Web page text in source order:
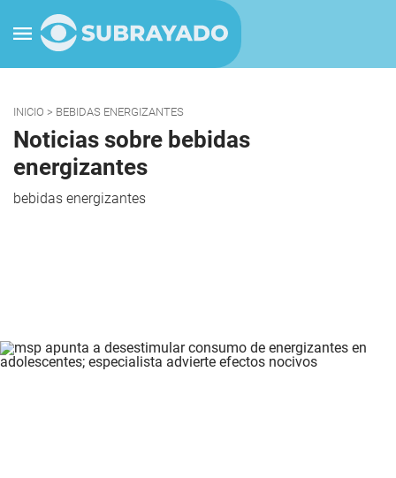
INICIO > BEBIDAS ENERGIZANTES
Noticias sobre bebidas
energizantes
bebidas energizantes